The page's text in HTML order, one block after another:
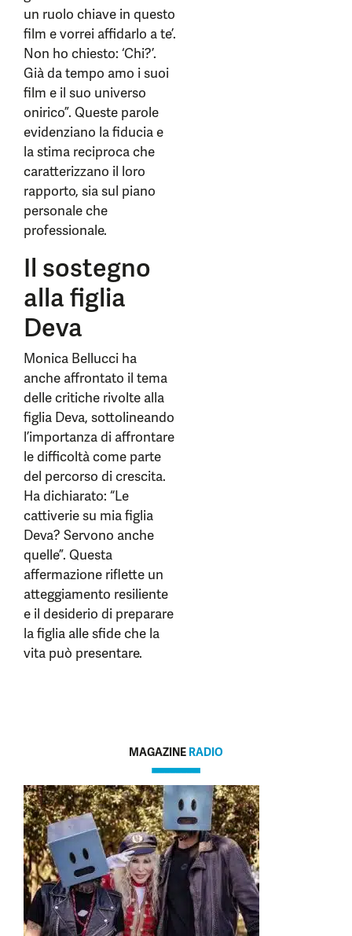
un ruolo chiave in questo
film e vorrei affidarlo a te’.
Non ho chiesto: ‘Chi?’.
Già da tempo amo i suoi
film e il suo universo
onirico”. Queste parole
evidenziano la fiducia e
la stima reciproca che
caratterizzano il loro
rapporto, sia sul piano
personale che
professionale.
Il sostegno
alla figlia
Deva
Monica Bellucci ha
anche affrontato il tema
delle critiche rivolte alla
figlia Deva, sottolineando
l’importanza di affrontare
le difficoltà come parte
del percorso di crescita.
Ha dichiarato: “Le
cattiverie su mia figlia
Deva? Servono anche
quelle”. Questa
affermazione riflette un
atteggiamento resiliente
e il desiderio di preparare
la figlia alle sfide che la
vita può presentare.
MAGAZINE RADIO